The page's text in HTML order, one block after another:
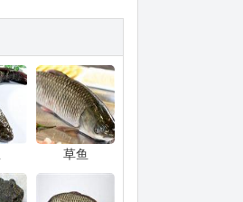
草鱼